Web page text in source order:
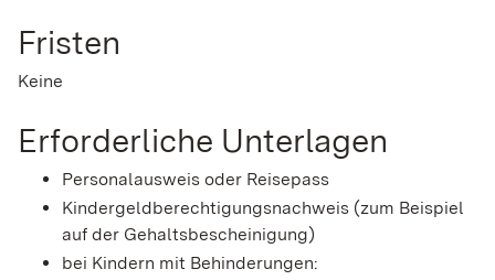
Fristen
Keine
Erforderliche Unterlagen
Personalausweis oder Reisepass
Kindergeldberechtigungsnachweis (zum Beispiel
auf der Gehaltsbescheinigung)
bei Kindern mit Behinderungen: